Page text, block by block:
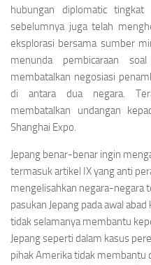
hubungan diplomatic tingkat
sebelumnya juga telah
eksplorasi bersama sumber
menunda pembicaraan
membatalkan negosiasi
di antara dua negara.
membatalkan undangan
Shanghai Expo.
Jepang benar-benar ingin
termasuk artikel IX yang anti
mengelisahkan negara-negara
pasukan Jepang pada awal
tidak selamanya membantu
Jepang seperti dalam kasus
pihak Amerika tidak membantu